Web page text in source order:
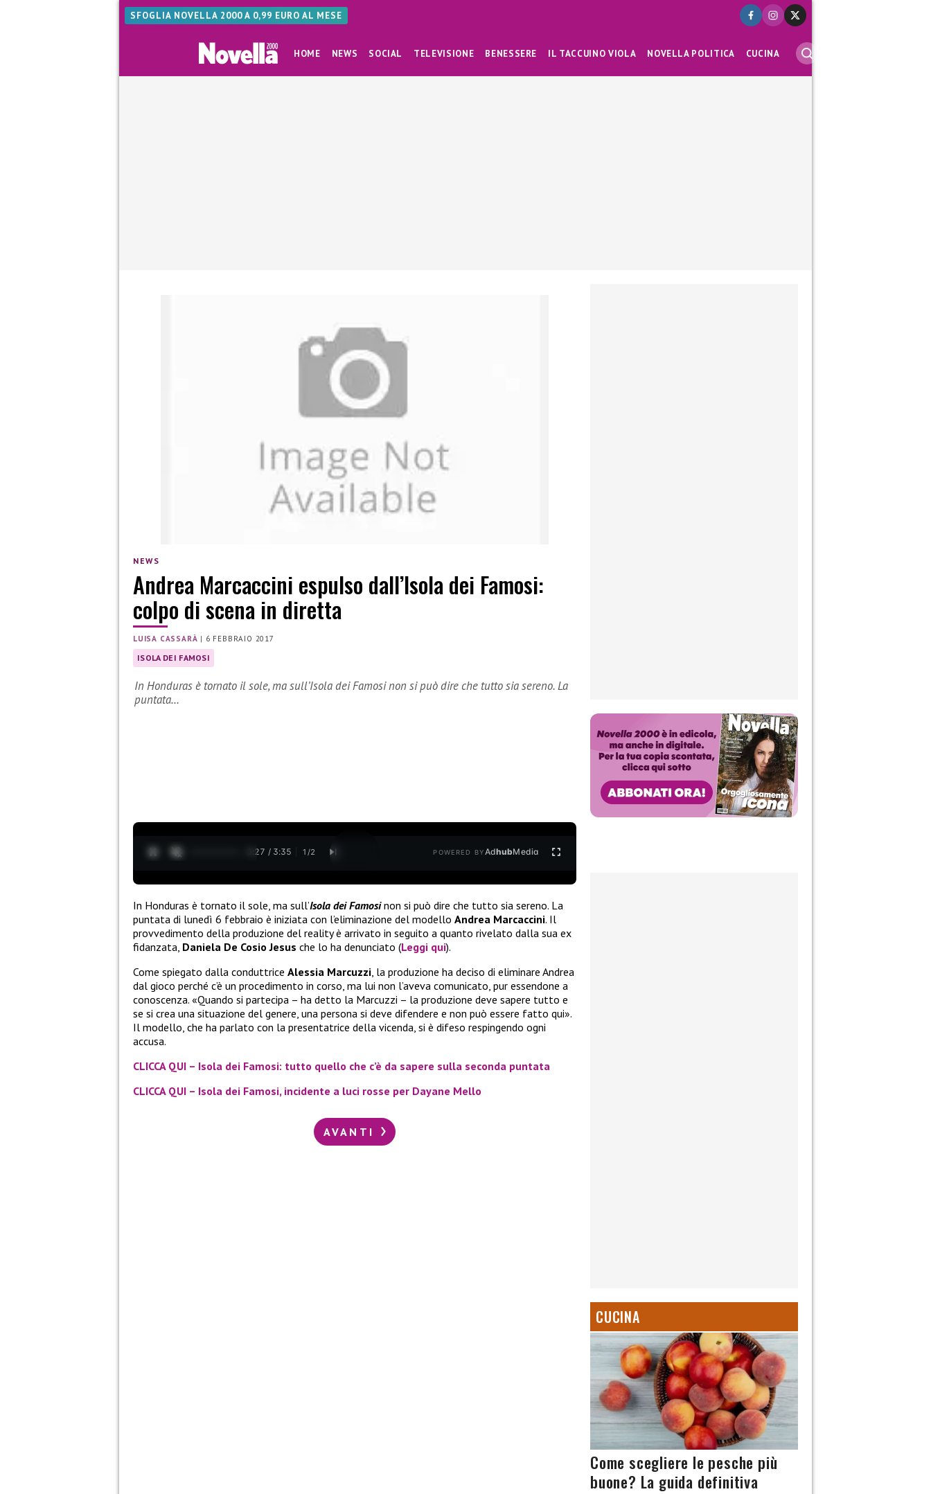
SFOGLIA NOVELLA 2000 A 0,99 EURO AL MESE
HOME NEWS SOCIAL TELEVISIONE BENESSERE IL TACCUINO VIOLA NOVELLA POLITICA CUCINA
NEWS
Andrea Marcaccini espulso dall’Isola dei Famosi:
colpo di scena in diretta
LUISA CASSARÀ | 6 FEBBRAIO 2017
ISOLA DEI FAMOSI
In Honduras è tornato il sole, ma sull’Isola dei Famosi non si può dire che tutto sia sereno. La
puntata…
0:28 / 3:35 1 /2 POWERED BYAdhubMedia
In Honduras è tornato il sole, ma sull’Isola dei Famosinon si può dire che tutto sia sereno. La
puntata di lunedì 6 febbraio è iniziata con l’eliminazione del modello Andrea Marcaccini. Il
provvedimento della produzione del reality è arrivato in seguito a quanto rivelato dalla sua ex
fidanzata, Daniela De Cosio Jesus che lo ha denunciato (Leggi qui).
Come spiegato dalla conduttrice Alessia Marcuzzi , la produzione ha deciso di eliminare Andrea
dal gioco perché c’è un procedimento in corso, ma lui non l’aveva comunicato, pur essendone a
conoscenza. «Quando si partecipa – ha detto la Marcuzzi – la produzione deve sapere tutto e
se si crea una situazione del genere, una persona si deve difendere e non può essere fatto qui».
Il modello, che ha parlato con la presentatrice della vicenda, si è difeso respingendo ogni
accusa.
CLICCA QUI – Isola dei Famosi: tutto quello che c’è da sapere sulla seconda puntata
CLICCA QUI – Isola dei Famosi, incidente a luci rosse per Dayane Mello
AVANTI
CUCINA
Come scegliere le pesche più
buone? La guida definitiva